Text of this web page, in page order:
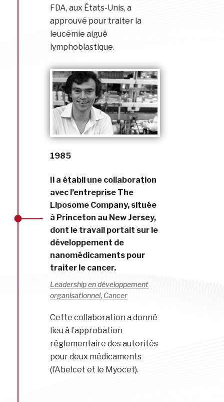
FDA, aux États-Unis, a
approuvé pour traiter la
leucémie aiguë
lymphoblastique.
1985
Il a établi une collaboration
avec l’entreprise The
Liposome Company, située
à Princeton au New Jersey,
dont le travail portait sur le
développement de
nanomédicaments pour
traiter le cancer.
Leadership en développement
organisationnel, Cancer
Cette collaboration a donné
lieu à l’approbation
réglementaire des autorités
pour deux médicaments
(l’Abelcet et le Myocet).